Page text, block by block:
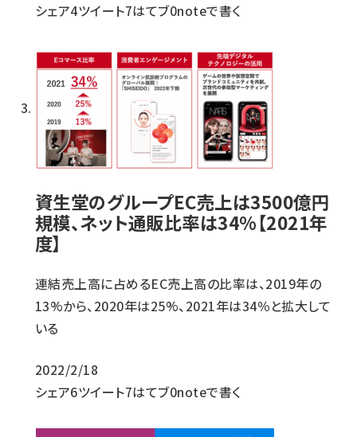
シェア4ツイート7はてブ0noteで書く
資生堂のグループEC売上は3500億円
規模、ネット通販比率は34%【2021年
度】
連結売上高に占めるEC売上高の比率は、2019年の
13%から、2020年は25%、2021年は34％と拡大して
いる
2022/2/18
シェア6ツイート7はてブ0noteで書く